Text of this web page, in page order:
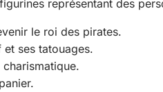
représentant des
le roi des pirates.
ses tatouages.